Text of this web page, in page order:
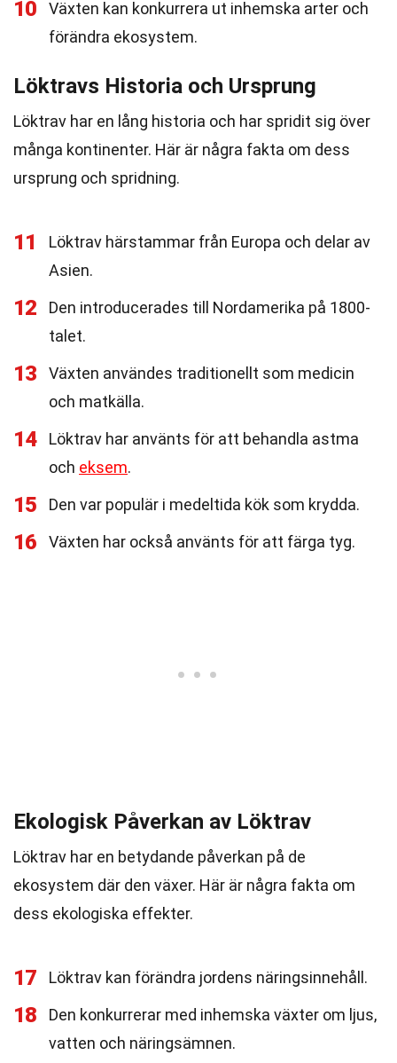
10
Växten kan konkurrera ut inhemska arter och
förändra ekosystem.
Löktravs Historia och Ursprung
Löktrav har en lång historia och har spridit sig över
många kontinenter. Här är några fakta om dess
ursprung och spridning.
11
Löktrav härstammar från Europa och delar av
Asien.
12
Den introducerades till Nordamerika på 1800-
talet.
13
Växten användes traditionellt som medicin
och matkälla.
14
Löktrav har använts för att behandla astma
och eksem.
15 Den var populär i medeltida kök som krydda.
16 Växten har också använts för att färga tyg.
Ekologisk Påverkan av Löktrav
Löktrav har en betydande påverkan på de
ekosystem där den växer. Här är några fakta om
dess ekologiska effekter.
17 Löktrav kan förändra jordens näringsinnehåll.
18
Den konkurrerar med inhemska växter om ljus,
vatten och näringsämnen.